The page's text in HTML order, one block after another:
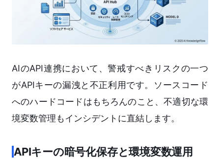
AIのAPI連携において、警戒すべきリスクの一つ
がAPIキーの漏洩と不正利用です。ソースコード
へのハードコードはもちろんのこと、不適切な環
境変数管理もインシデントに直結します。
APIキーの暗号化保存と環境変数運用